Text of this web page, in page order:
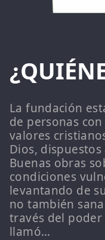
La fundación
de personas
valores
Dios,
Buenas obras
condiciones
levantando de
no también
través del
llamó…